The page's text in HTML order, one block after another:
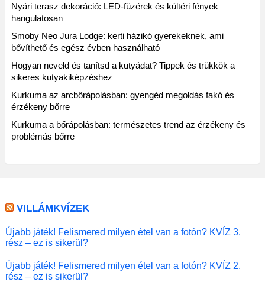
Nyári terasz dekoráció: LED-füzérek és kültéri fények
hangulatosan
Smoby Neo Jura Lodge: kerti házikó gyerekeknek, ami
bővíthető és egész évben használható
Hogyan neveld és tanítsd a kutyádat? Tippek és trükkök a
sikeres kutyakiképzéshez
Kurkuma az arcbőrápolásban: gyengéd megoldás fakó és
érzékeny bőrre
Kurkuma a bőrápolásban: természetes trend az érzékeny és
problémás bőrre
VILLÁMKVÍZEK
Újabb játék! Felismered milyen étel van a fotón? KVÍZ 3.
rész – ez is sikerül?
Újabb játék! Felismered milyen étel van a fotón? KVÍZ 2.
rész – ez is sikerül?